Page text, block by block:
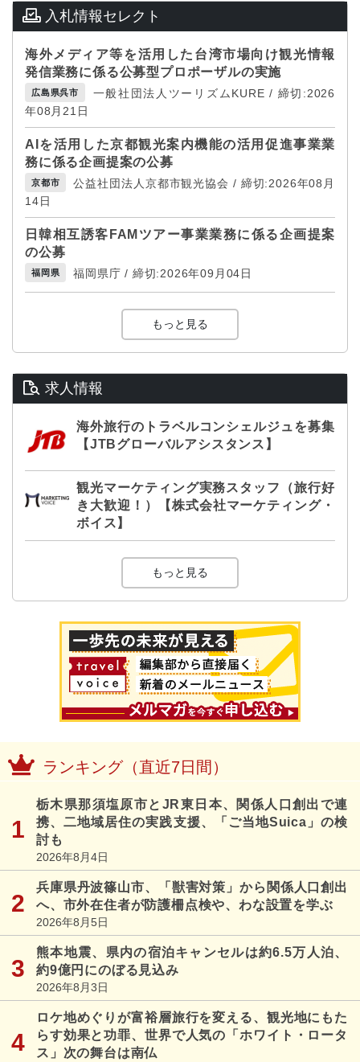
入札情報セレクト
海外メディア等を活用した台湾市場向け観光情報
発信業務に係る公募型プロポーザルの実施
広島県呉市
一般社団法人ツーリズムKURE / 締切:2026
年08月21日
AIを活用した京都観光案内機能の活用促進事業業
務に係る企画提案の公募
京都市
公益社団法人京都市観光協会 / 締切:2026年08月
14日
日韓相互誘客FAMツアー事業業務に係る企画提案
の公募
福岡県 福岡県庁 / 締切:2026年09月04日
もっと見る
求人情報
海外旅行のトラベルコンシェルジュを募集
【JTBグローバルアシスタンス】
観光マーケティング実務スタッフ（旅行好
き大歓迎！）【株式会社マーケティング・
ボイス】
もっと見る
ランキング（直近7日間）
栃木県那須塩原市とJR東日本、関係人口創出で連
携、二地域居住の実践支援、「ご当地Suica」の検
討も
2026年8月4日
兵庫県丹波篠山市、「獣害対策」から関係人口創出
へ、市外在住者が防護柵点検や、わな設置を学ぶ
2026年8月5日
熊本地震、県内の宿泊キャンセルは約6.5万人泊、
約9億円にのぼる見込み
2026年8月3日
ロケ地めぐりが富裕層旅行を変える、観光地にもた
らす効果と功罪、世界で人気の「ホワイト・ロータ
ス」次の舞台は南仏